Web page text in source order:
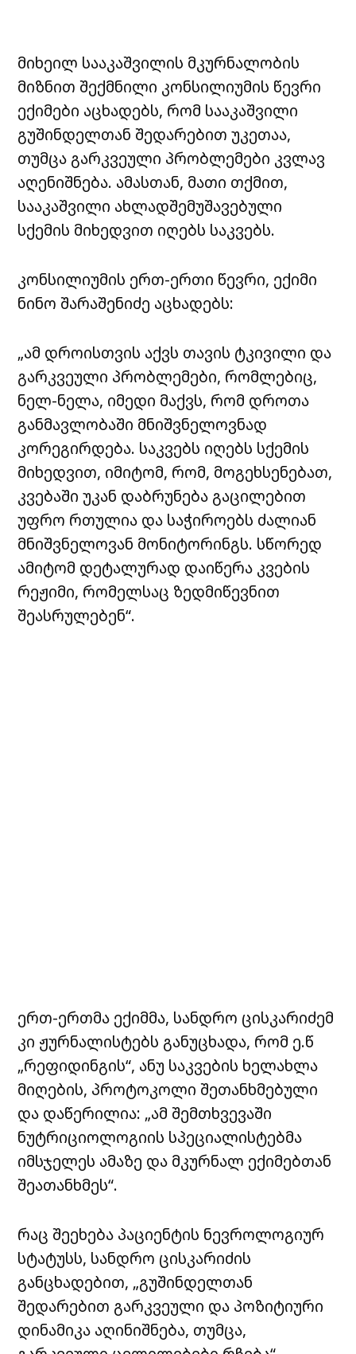
მიხეილ სააკაშვილის მკურნალობის
მიზნით შექმნილი კონსილიუმის წევრი
ექიმები აცხადებს, რომ სააკაშვილი
გუშინდელთან შედარებით უკეთაა,
თუმცა გარკვეული პრობლემები კვლავ
აღენიშნება. ამასთან, მათი თქმით,
სააკაშვილი ახლადშემუშავებული
სქემის მიხედვით იღებს საკვებს.
კონსილიუმის ერთ-ერთი წევრი, ექიმი
ნინო შარაშენიძე აცხადებს:
„ამ დროისთვის აქვს თავის ტკივილი და
გარკვეული პრობლემები, რომლებიც,
ნელ-ნელა, იმედი მაქვს, რომ დროთა
განმავლობაში მნიშვნელოვნად
კორეგირდება. საკვებს იღებს სქემის
მიხედვით, იმიტომ, რომ, მოგეხსენებათ,
კვებაში უკან დაბრუნება გაცილებით
უფრო რთულია და საჭიროებს ძალიან
მნიშვნელოვან მონიტორინგს. სწორედ
ამიტომ დეტალურად დაიწერა კვების
რეჟიმი, რომელსაც ზედმიწევნით
შეასრულებენ“.
ერთ-ერთმა ექიმმა, სანდრო ცისკარიძემ
კი ჟურნალისტებს განუცხადა, რომ ე.წ
„რეფიდინგის“, ანუ საკვების ხელახლა
მიღების, პროტოკოლი შეთანხმებული
და დაწერილია: „ამ შემთხვევაში
ნუტრიციოლოგიის სპეციალისტებმა
იმსჯელეს ამაზე და მკურნალ ექიმებთან
შეათანხმეს“.
რაც შეეხება პაციენტის ნევროლოგიურ
სტატუსს, სანდრო ცისკარიძის
განცხადებით, „გუშინდელთან
შედარებით გარკვეული და პოზიტიური
დინამიკა აღინიშნება, თუმცა,